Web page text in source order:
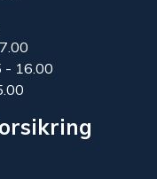
- 16.00